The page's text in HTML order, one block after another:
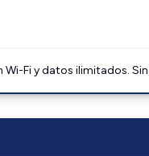
Wi-Fi y datos ilimitados.